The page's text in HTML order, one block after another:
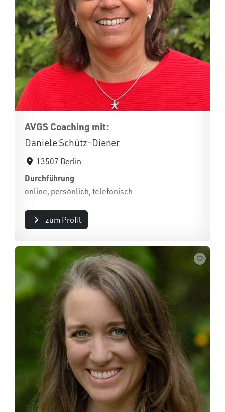
AVGS Coaching mit:
Daniele Schütz-Diener
13507 Berlin
Durchführung
online, persönlich, telefonisch
zum Profil